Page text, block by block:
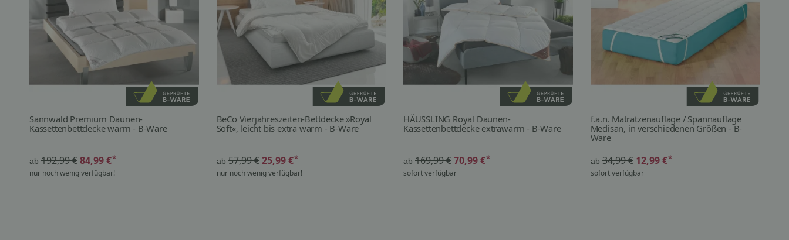
Sannwald Premium Daunen-
Kassettenbettdecke warm - B-Ware
ab 192,99 €84,99 €*
nur noch wenig verfügbar!
BeCo Vierjahreszeiten-Bettdecke »Royal
Soft«, leicht bis extra warm - B-Ware
ab 57,99 € 25,99 €*
nur noch wenig verfügbar!
HÄUSSLING Royal Daunen-
Kassettenbettdecke extrawarm - B-Ware
ab 169,99 €70,99 €*
sofort verfügbar
f.a.n. Matratzenauflage / Spannauflage
Medisan, in verschiedenen Größen - B-
Ware
ab 34,99 € 12,99 €*
sofort verfügbar